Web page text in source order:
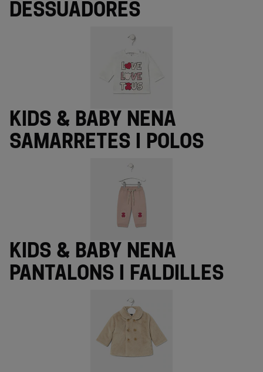
dessuadores
Kids & Baby nena
samarretes i polos
Kids & Baby nena
pantalons i faldilles